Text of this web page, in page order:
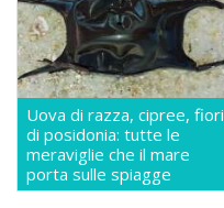
Uova di razza, cipree, fiori
di posidonia: tutte le
meraviglie che il mare
porta sulle spiagge